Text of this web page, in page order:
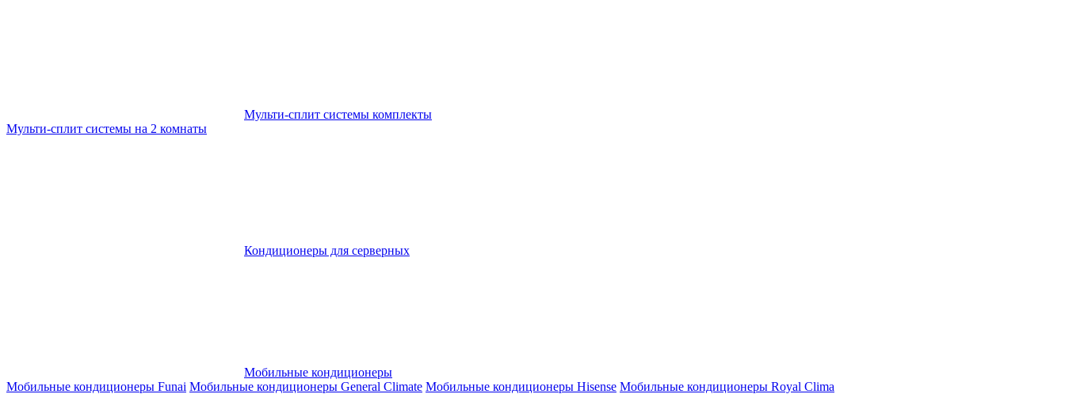
Мульти-сплит системы комплекты
Мульти-сплит системы на 2 комнаты
Кондиционеры для серверных
Мобильные кондиционеры
Мобильные кондиционеры Funai Мобильные кондиционеры General Climate Мобильные кондиционеры Hisense Мобильные кондиционеры Royal Clima